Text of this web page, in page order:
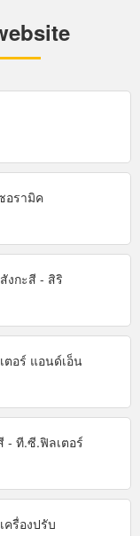
อรามิค
งกะสี - สิริ
อร์ แอนด์เอ็น
- ที.ซี.ฟิลเตอร์
ครื่องปรับ